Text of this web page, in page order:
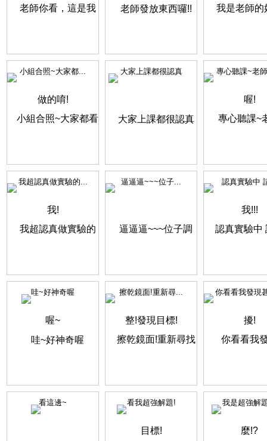
小組合照~大家都... 大家上課都很認真 專心聽課~老
我超認真做實驗的... 逼逼逼~~~位子... 認真實驗中
哇~好神奇喔 擦乾鏡面!重新尋... 你看看我發現
看這邊~ 看我超強解題! 我是超強解